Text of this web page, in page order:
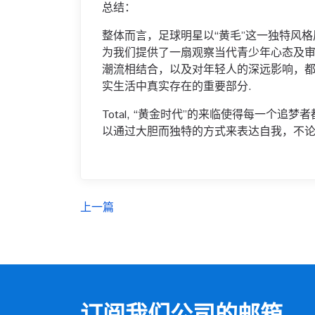
总结：
整体而言，足球明星以“黄毛”这一独特风
为我们提供了一扇观察当代青少年心态及
潮流相结合，以及对年轻人的深远影响，
实生活中真实存在的重要部分.
Total, “黄金时代”的来临使得每一个追梦
以通过大胆而独特的方式来表达自我，不
上一篇